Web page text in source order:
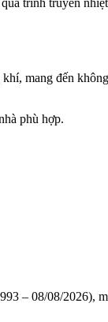
mang đến
phù hợp.
– 08/08/2026),